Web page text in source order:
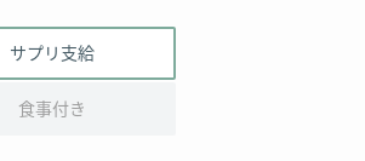
サプリ支給
食事付き